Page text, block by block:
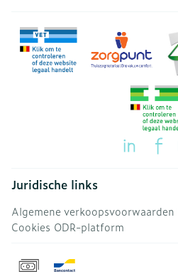
Juridische links
Algemene verkoopsvoorwaarden
Cookies ODR-platform